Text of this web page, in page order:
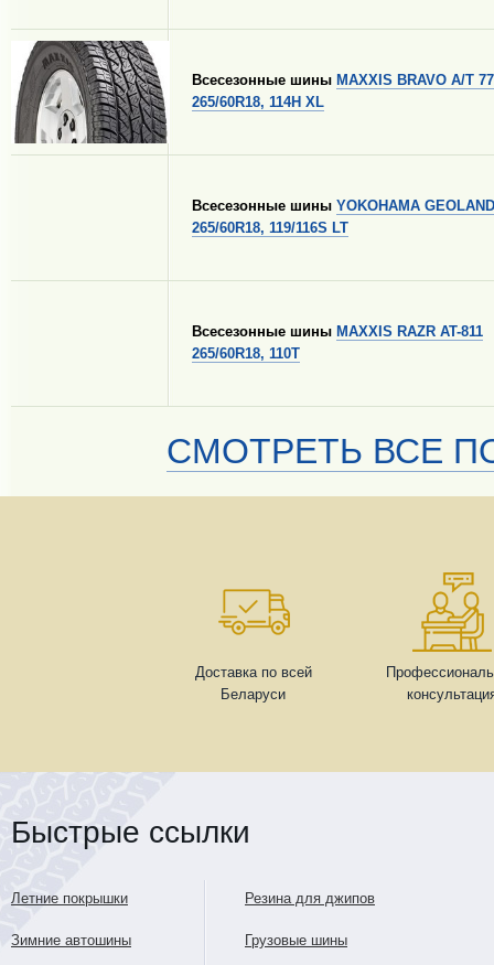
Всесезонные шины MAXXIS BRAVO A/T
265/60R18, 114H XL
Всесезонные шины YOKOHAMA
265/60R18, 119/116S LT
Всесезонные шины MAXXIS RAZR AT-811
265/60R18, 110T
СМОТРЕТЬ ВСЕ
Доставка по всей
Беларуси
Быстрые ссылки
Летние покрышки
Зимние автошины
Резина для джипов
Грузовые шины